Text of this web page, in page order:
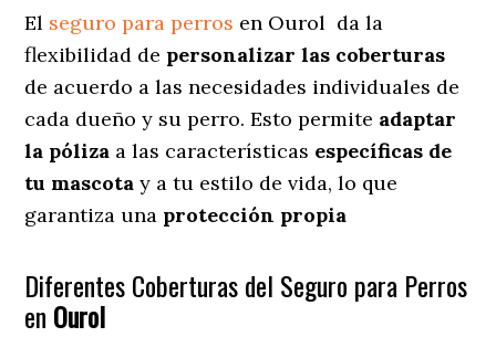
El seguro para perros en Ourol da la
flexibilidad de personalizar las coberturas
de acuerdo a las necesidades individuales de
cada dueño y su perro. Esto permite adaptar
la póliza a las características específicas de
tu mascota y a tu estilo de vida, lo que
garantiza una protección propia
Diferentes Coberturas del Seguro para Perros
en Ourol